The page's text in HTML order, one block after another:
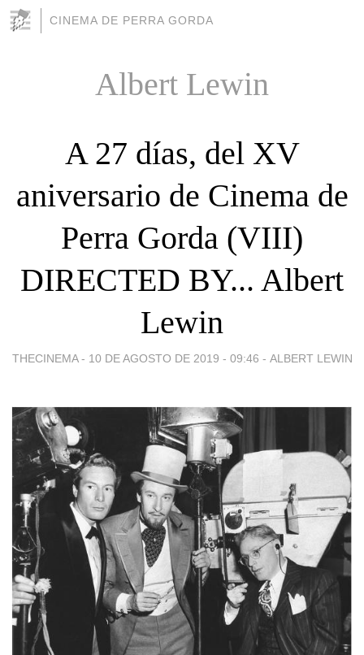
CINEMA DE PERRA GORDA
Albert Lewin
A 27 días, del XV
aniversario de Cinema de
Perra Gorda (VIII)
DIRECTED BY... Albert
Lewin
THECINEMA - 10 DE AGOSTO DE 2019 - 09:46 - ALBERT LEWIN